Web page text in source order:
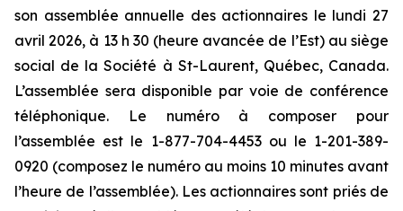
son assemblée annuelle des actionnaires le lundi 27
avril 2026, à 13 h 30 (heure avancée de l’Est) au siège
social de la Société à St-Laurent, Québec, Canada.
L’assemblée sera disponible par voie de conférence
téléphonique. Le numéro à composer pour
l’assemblée est le 1-877-704-4453 ou le 1-201-389-
0920 (composez le numéro au moins 10 minutes avant
l’heure de l’assemblée). Les actionnaires sont priés de